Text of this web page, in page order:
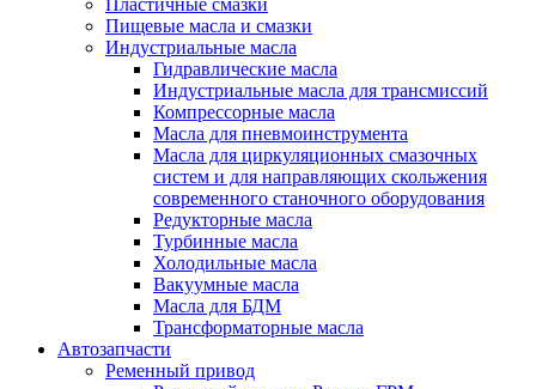
Пластичные смазки
Пищевые масла и смазки
Индустриальные масла
Гидравлические масла
Индустриальные масла для трансмиссий
Компрессорные масла
Масла для пневмоинструмента
Масла для циркуляционных смазочных
систем и для направляющих скольжения
современного станочного оборудования
Редукторные масла
Турбинные масла
Холодильные масла
Вакуумные масла
Масла для БДМ
Трансформаторные масла
Автозапчасти
Ременный привод